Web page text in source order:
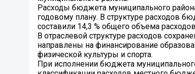
Расходы бюджета муниципального
годовому плану. В структуре расходов
составили 14,3 % общего объема
В отраслевой структуре расходов
направлены на финансирование
физической культуры и спорта.
При исполнении бюджета